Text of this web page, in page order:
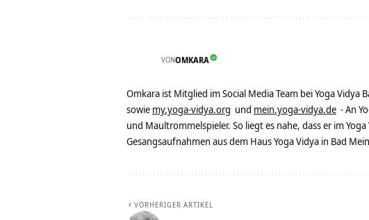
VONOMKARA
Omkara ist Mitglied im Social Media Team bei Yoga
sowie my.yoga-vidya.org und mein.yoga-vidya.de - An
und Maultrommelspieler. So liegt es nahe, dass er im
Gesangsaufnahmen aus dem Haus Yoga Vidya in Bad
VORHERIGER ARTIKEL